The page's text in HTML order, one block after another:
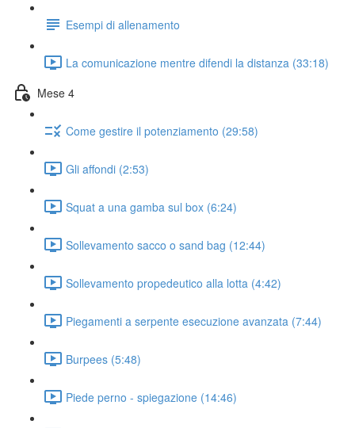
Esempi di allenamento
La comunicazione mentre difendi la distanza (33:18)
Mese 4
Come gestire il potenziamento (29:58)
Gli affondi (2:53)
Squat a una gamba sul box (6:24)
Sollevamento sacco o sand bag (12:44)
Sollevamento propedeutico alla lotta (4:42)
Piegamenti a serpente esecuzione avanzata (7:44)
Burpees (5:48)
Piede perno - spiegazione (14:46)